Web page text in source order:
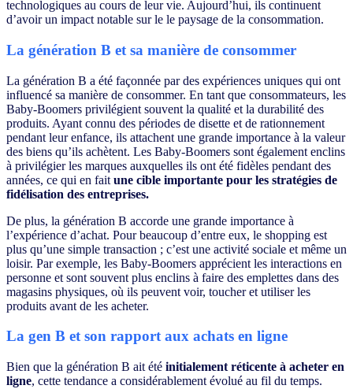
technologiques au cours de leur vie. Aujourd’hui, ils continuent
d’avoir un impact notable sur le le paysage de la consommation.
La génération B et sa manière de consommer
La génération B a été façonnée par des expériences uniques qui ont
influencé sa manière de consommer. En tant que consommateurs, les
Baby-Boomers privilégient souvent la qualité et la durabilité des
produits. Ayant connu des périodes de disette et de rationnement
pendant leur enfance, ils attachent une grande importance à la valeur
des biens qu’ils achètent. Les Baby-Boomers sont également enclins
à privilégier les marques auxquelles ils ont été fidèles pendant des
années, ce qui en fait une cible importante pour les stratégies de
fidélisation des entreprises.
De plus, la génération B accorde une grande importance à
l’expérience d’achat. Pour beaucoup d’entre eux, le shopping est
plus qu’une simple transaction ; c’est une activité sociale et même un
loisir. Par exemple, les Baby-Boomers apprécient les interactions en
personne et sont souvent plus enclins à faire des emplettes dans des
magasins physiques, où ils peuvent voir, toucher et utiliser les
produits avant de les acheter.
La gen B et son rapport aux achats en ligne
Bien que la génération B ait été initialement réticente à acheter en
ligne, cette tendance a considérablement évolué au fil du temps.